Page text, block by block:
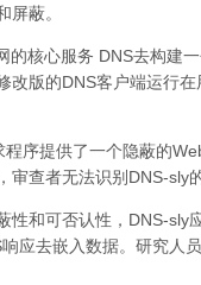
屏蔽。
的核心服务 DNS去构建
改版的DNS客户端运行
程序提供了一个隐蔽的
审查者无法识别DNS-sly
性和可否认性，DNS-sly
应去嵌入数据。研究人